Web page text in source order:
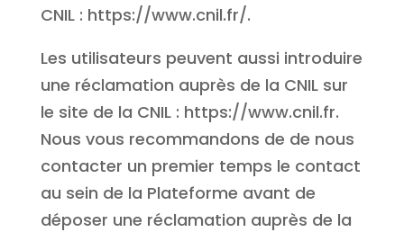
CNIL : https://www.cnil.fr/.
Les utilisateurs peuvent aussi introduire
une réclamation auprès de la CNIL sur
le site de la CNIL : https://www.cnil.fr.
Nous vous recommandons de de nous
contacter un premier temps le contact
au sein de la Plateforme avant de
déposer une réclamation auprès de la